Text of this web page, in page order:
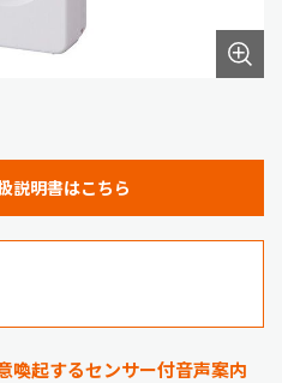
説明書はこちら
喚起するセンサー付音声案内